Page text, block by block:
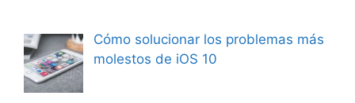
Cómo solucionar los problemas más
molestos de iOS 10